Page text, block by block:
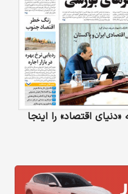
اقتصاد» را اینجا